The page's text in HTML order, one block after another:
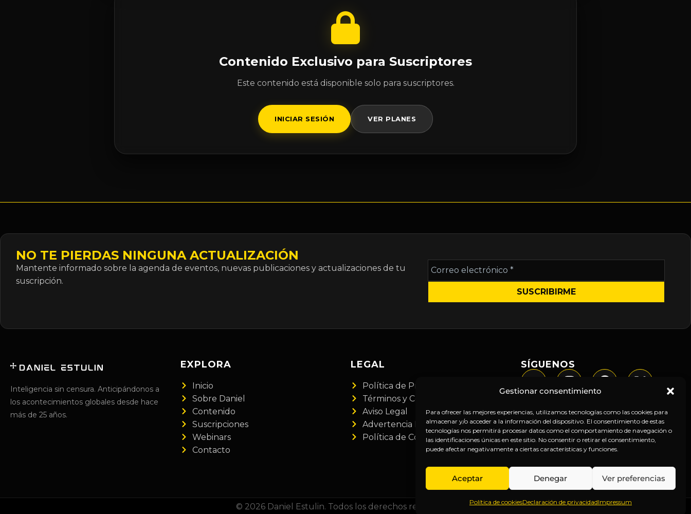
Gestionar consentimiento
Para ofrecer las mejores experiencias, utilizamos tecnologías como las cookies para
almacenar y/o acceder a la información del dispositivo. El consentimiento de estas
tecnologías nos permitirá procesar datos como el comportamiento de navegación o
las identificaciones únicas en este sitio. No consentir o retirar el consentimiento,
puede afectar negativamente a ciertas características y funciones.
Aceptar Denegar Ver preferencias
Política de cookiesDeclaración de privacidadImpressum
Contenido Exclusivo para Suscriptores
Este contenido está disponible solo para suscriptores.
INICIAR SESIÓN VER PLANES
NO TE PIERDAS NINGUNA ACTUALIZACIÓN
Mantente informado sobre la agenda de eventos, nuevas publicaciones y actualizaciones de tu
suscripción.
Correo
electrónico
*
Inteligencia sin censura. Anticipándonos a
los acontecimientos globales desde hace
más de 25 años.
EXPLORA
Inicio
Sobre Daniel
Contenido
Suscripciones
Webinars
Contacto
LEGAL
Política de Privacidad
Términos y Condiciones
Aviso Legal
Advertencia Financiera
Política de Cookies
SÍGUENOS
© 2026 Daniel Estulin. Todos los derechos reservados.